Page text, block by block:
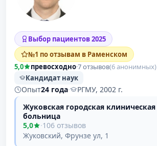
Выбор пациентов 2025
№1 по отзывам в Раменском
5,0
превосходно·7 отзывов(6 анонимных)
Кандидат наук
Опыт24 года·
РГМУ, 2002 г.
Жуковская городская клиническая
больница
5,0
·106 отзывов
Жуковский, Фрунзе ул, 1